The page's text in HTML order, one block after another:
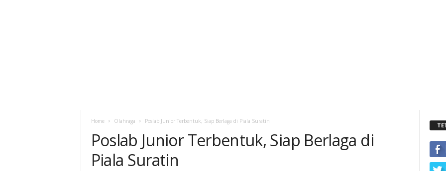
Home Olahraga Poslab Junior Terbentuk, Siap Berlaga di Piala Suratin
Poslab Junior Terbentuk, Siap Berlaga di
Piala Suratin